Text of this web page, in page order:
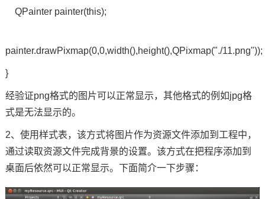
QPainter painter(this);
painter.drawPixmap(0,0,width(),height(),QPixmap("./11.png"));
}
经验证png格式的图片可以正常显示，其他格式的例如jpg格
式是无法显示的。
2、使用样式表，该方式将图片作为资源文件添加到工程中，
通过读取资源文件完成背景的设置。该方式在把程序添加到
桌面后依然可以正常显示。下面简介一下步骤：